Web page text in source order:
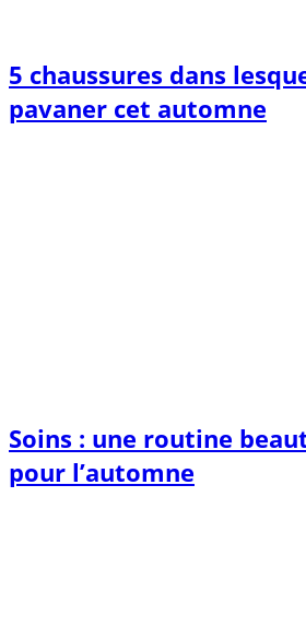
5 chaussures dans
pavaner cet automne
Soins : une routine
pour l’automne